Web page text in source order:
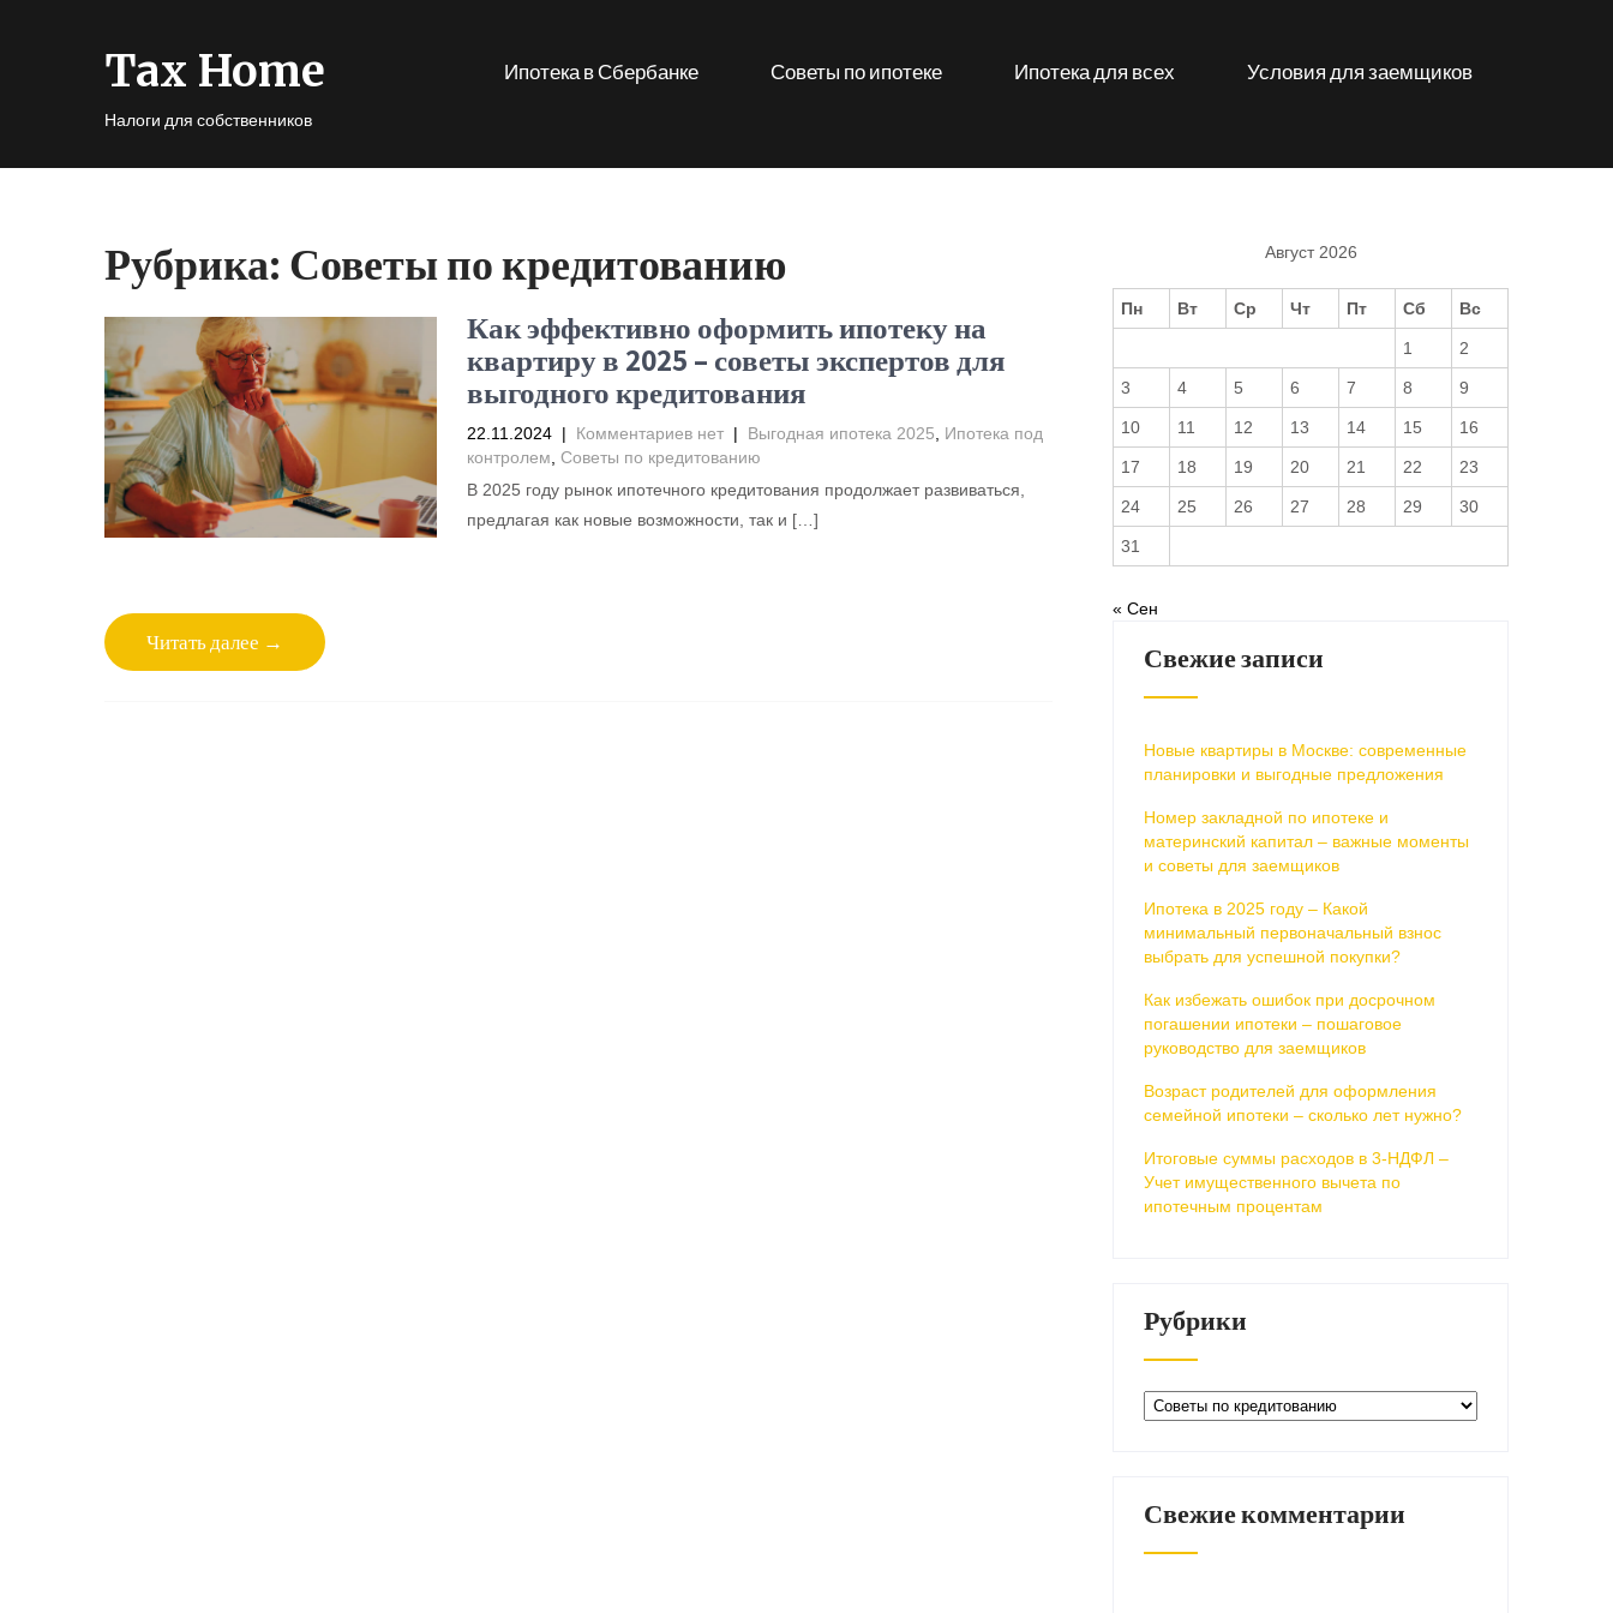
Tax Home
Налоги для собственников
Ипотека в Сбербанке Советы по ипотеке Ипотека для всех Условия для заемщиков
Рубрика: Советы по кредитованию
Как эффективно оформить ипотеку на
квартиру в 2025 – советы экспертов для
выгодного кредитования
22.11.2024 | Комментариев нет | Выгодная ипотека 2025
Ипотека под
контролем Советы по кредитованию
В 2025 году рынок ипотечного кредитования продолжает развиваться,
предлагая как новые возможности, так и […]
Читать далее →
Август 2026
Пн Вт Ср Чт Пт Сб Вс
1 2
3 4 5 6 7 8 9
10 11 12 13 14 15 16
17 18 19 20 21 22 23
24 25 26 27 28 29 30
31
« Сен
Свежие записи
Новые квартиры в Москве: современные
планировки и выгодные предложения
Номер закладной по ипотеке и
материнский капитал – важные моменты
и советы для заемщиков
Ипотека в 2025 году – Какой
минимальный первоначальный взнос
выбрать для успешной покупки?
Как избежать ошибок при досрочном
погашении ипотеки – пошаговое
руководство для заемщиков
Возраст родителей для оформления
семейной ипотеки – сколько лет нужно?
Итоговые суммы расходов в 3-НДФЛ –
Учет имущественного вычета по
ипотечным процентам
Рубрики
Рубрики
Свежие комментарии